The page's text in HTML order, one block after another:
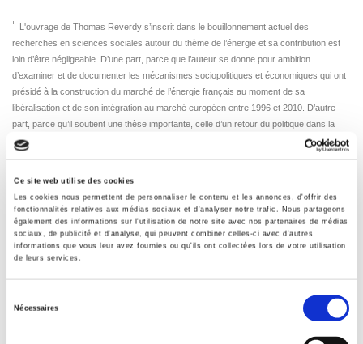
Ce site web utilise des cookies
Les cookies nous permettent de personnaliser le contenu et les annonces, d'offrir des
fonctionnalités relatives aux médias sociaux et d'analyser notre trafic. Nous partageons
également des informations sur l'utilisation de notre site avec nos partenaires de médias
sociaux, de publicité et d'analyse, qui peuvent combiner celles-ci avec d'autres
informations que vous leur avez fournies ou qu'ils ont collectées lors de votre utilisation
de leurs services.
Nécessaires
" L'ouvrage de Thomas Reverdy s’inscrit dans le bouillonnement actuel des
recherches en sciences sociales autour du thème de l’énergie et sa contribution est
loin d’être négligeable. D’une part, parce que l’auteur se donne pour ambition
d’examiner et de documenter les mécanismes sociopolitiques et économiques qui ont
présidé à la construction du marché de l’énergie français au moment de sa
libéralisation et de son intégration au marché européen entre 1996 et 2010. D’autre
part, parce qu’il soutient une thèse importante, celle d’un retour du politique dans la
régulation du marché de l’énergie. [...]"